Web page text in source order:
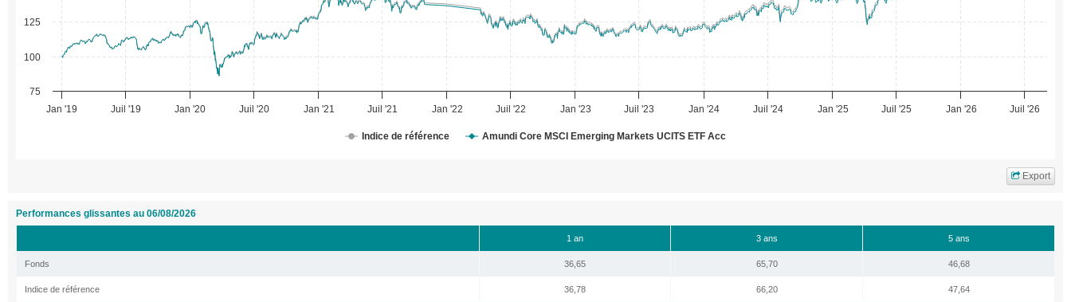
Indice de référence Amundi Core MSCI Emerging Markets UCITS ETF Acc
Jan '19 Juil '19 Jan '20 Juil '20 Jan '21 Juil '21 Jan '22 Juil '22 Jan '23 Juil '23 Jan '24 Juil '24 Jan '25 Juil '25 Jan '26 Juil '26
75
100
125
Export
Performances glissantes au 06/08/2026
1 an 3 ans 5 ans
Fonds 36,65 65,70 46,68
Indice de référence 36,78 66,20 47,64